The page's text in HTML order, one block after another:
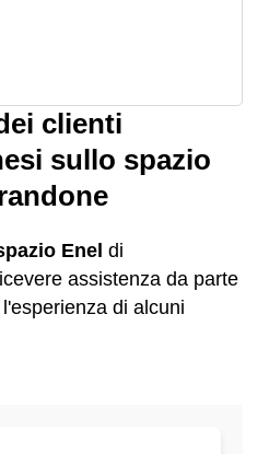
clienti
sullo spazio
Enel di
assistenza da parte
di alcuni